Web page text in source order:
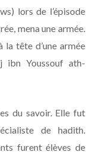
lors de l’épisode
mena une armée.
tête d’une armée
ibn Youssouf ath-
du savoir. Elle fut
de hadith.
furent élèves de